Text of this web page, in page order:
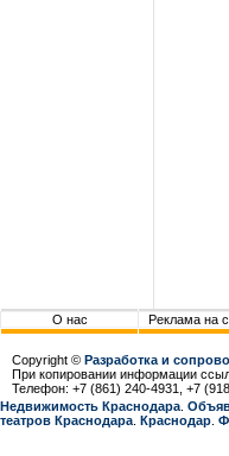
О нас Реклама на
Copyright © Разработка и
При копировании информации
Телефон: +7 (861) 240-4931, +7
Недвижимость Краснодара
театров Краснодара Краснодар